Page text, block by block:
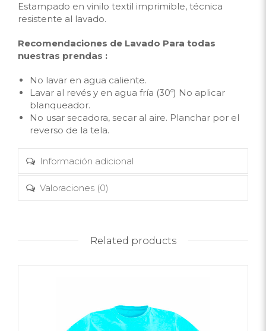
Estampado en vinilo textil imprimible, técnica
resistente al lavado.
Recomendaciones de Lavado Para todas
nuestras prendas :
No lavar en agua caliente.
Lavar al revés y en agua fría (30º) No aplicar
blanqueador.
No usar secadora, secar al aire. Planchar por el
reverso de la tela.
Información adicional
Valoraciones (0)
Related products